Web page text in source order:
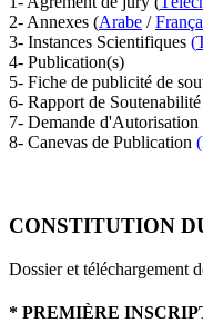
2- Annexes (Arabe /
3- Instances Scientifiques (
4- Publication(s)
5- Fiche de publicité de
6- Rapport de Soutenabilité
7- Demande d'Autorisation
8- Canevas de Publication
CONSTITUTION
Dossier et téléchargement
* PREMIÈRE